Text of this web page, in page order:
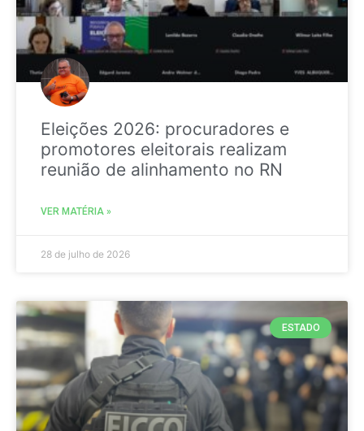
Eleições 2026: procuradores e
promotores eleitorais realizam
reunião de alinhamento no RN
VER MATÉRIA »
28 de julho de 2026
ESTADO